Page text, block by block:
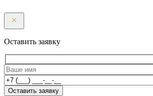
Оставить заявку
Оставить заявку